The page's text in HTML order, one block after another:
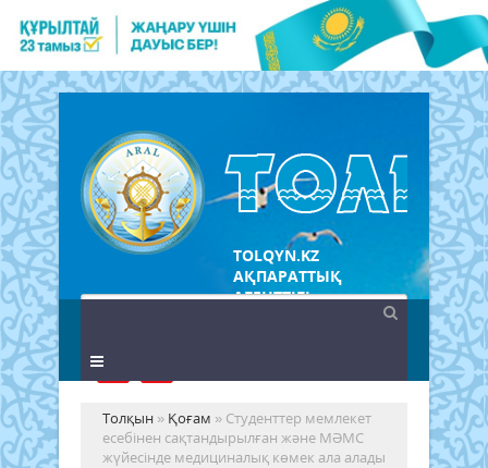
TOLQYN.KZ
АҚПАРАТТЫҚ
АГЕНТТІГІ
Толқын » Қоғам » Студенттер мемлекет
есебінен сақтандырылған және МӘМС
жүйесінде медициналық көмек ала алады